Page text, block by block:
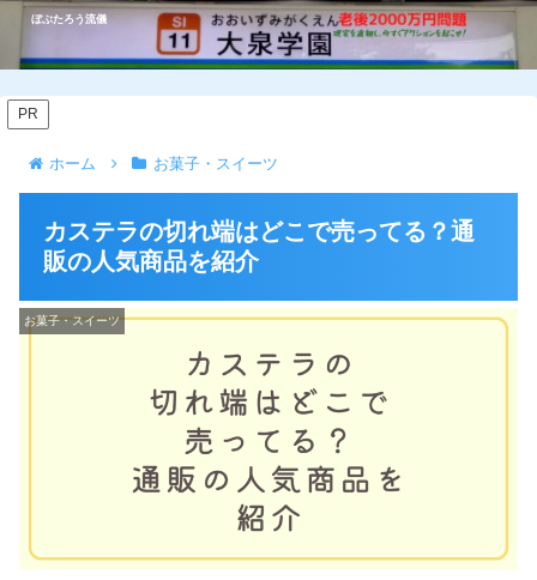
ぼぶたろう流儀
ホーム お菓子・スイーツ
PR
カステラの切れ端はどこで売ってる？通
販の人気商品を紹介
お菓子・スイーツ